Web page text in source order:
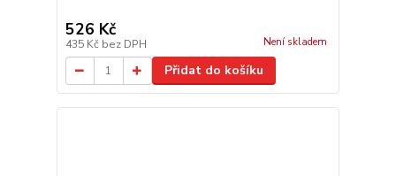
526 Kč
435 Kč bez DPH Není skladem
Přidat do košíku